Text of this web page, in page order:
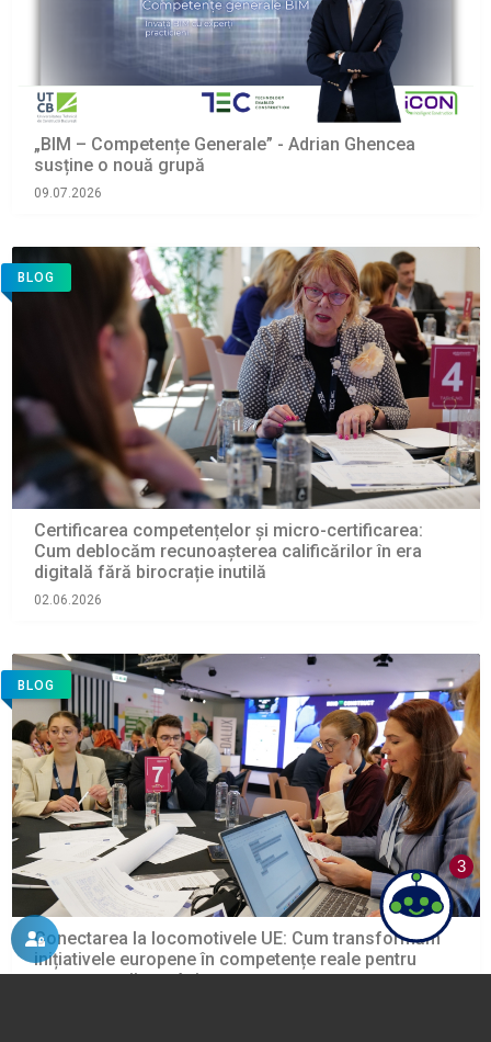
„BIM – Competențe Generale” - Adrian Ghencea
susține o nouă grupă
09.07.2026
BLOG
Certificarea competențelor și micro-certificarea:
Cum deblocăm recunoașterea calificărilor în era
digitală fără birocrație inutilă
02.06.2026
BLOG
Conectarea la locomotivele UE: Cum transformăm
inițiativele europene în competențe reale pentru
constructorii români
3